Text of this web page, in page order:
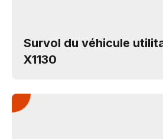
Survol du véhicule
X1130